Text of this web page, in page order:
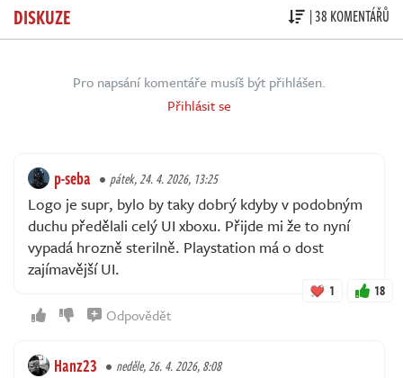
DISKUZE | 38 KOMENTÁŘŮ
Pro napsání komentáře musíš být přihlášen.
Přihlásit se
p-seba pátek, 24. 4. 2026, 13:25
Logo je supr, bylo by taky dobrý kdyby v podobným
duchu předělali celý UI xboxu. Přijde mi že to nyní
vypadá hrozně sterilně. Playstation má o dost
zajímavější UI.
1 18
Odpovědět
Hanz23 neděle, 26. 4. 2026, 8:08